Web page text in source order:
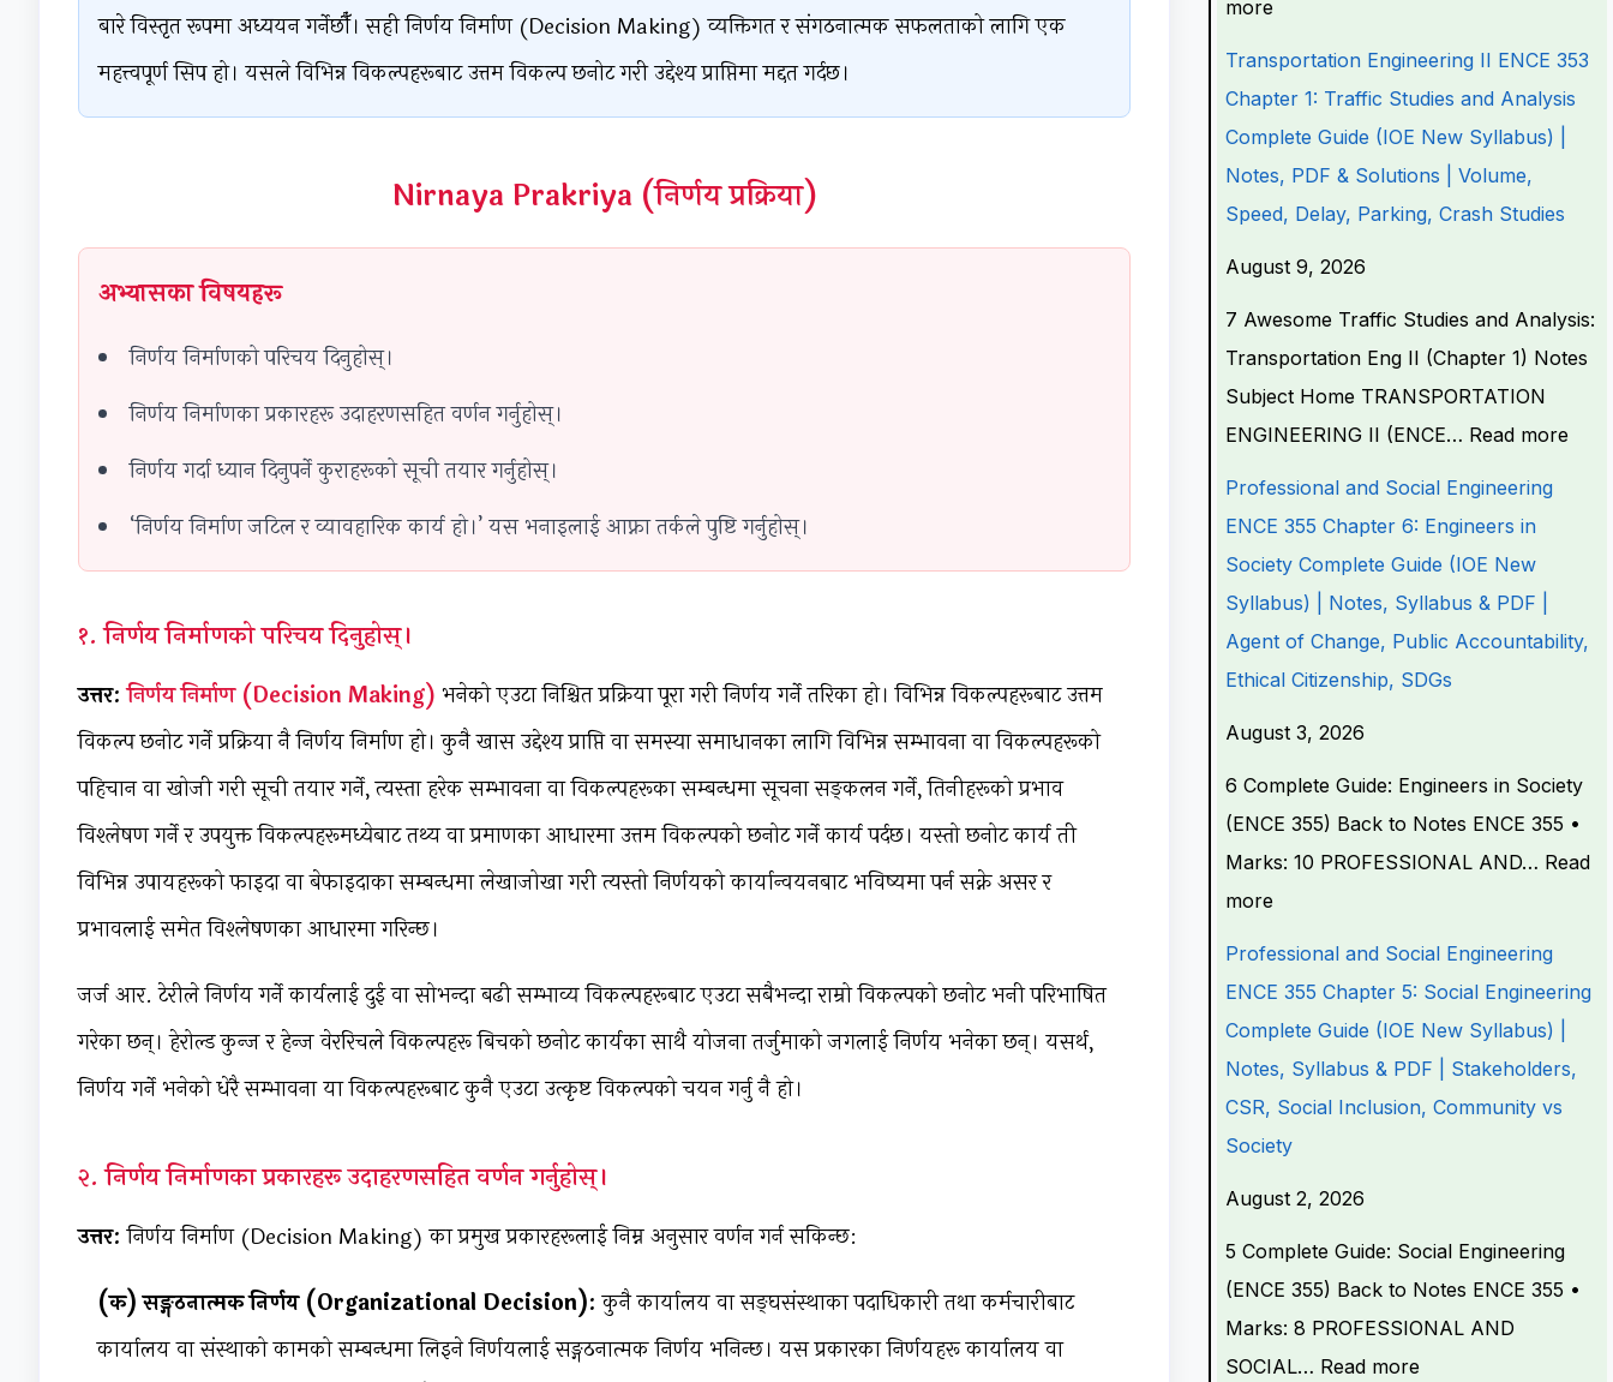
बारे विस्तृत रूपमा अध्ययन गर्नेछौँ। सही निर्णय निर्माण (Decision Making) व्यक्तिगत र संगठनात्मक सफलताको लागि एक
महत्त्वपूर्ण सिप हो। यसले विभिन्न विकल्पहरूबाट उत्तम विकल्प छनोट गरी उद्देश्य प्राप्तिमा मद्दत गर्दछ।
Nirnaya Prakriya (निर्णय प्रक्रिया)
अभ्यासका विषयहरू
निर्णय निर्माणको परिचय दिनुहोस्।
निर्णय निर्माणका प्रकारहरू उदाहरणसहित वर्णन गर्नुहोस्।
निर्णय गर्दा ध्यान दिनुपर्ने कुराहरूको सूची तयार गर्नुहोस्।
‘निर्णय निर्माण जटिल र व्यावहारिक कार्य हो।’ यस भनाइलाई आफ्ना तर्कले पुष्टि गर्नुहोस्।
१. निर्णय निर्माणको परिचय दिनुहोस्।
उत्तर: निर्णय निर्माण (Decision Making) भनेको एउटा निश्चित प्रक्रिया पूरा गरी निर्णय गर्ने तरिका हो। विभिन्न विकल्पहरूबाट उत्तम
विकल्प छनोट गर्ने प्रक्रिया नै निर्णय निर्माण हो। कुनै खास उद्देश्य प्राप्ति वा समस्या समाधानका लागि विभिन्न सम्भावना वा विकल्पहरूको
पहिचान वा खोजी गरी सूची तयार गर्ने, त्यस्ता हरेक सम्भावना वा विकल्पहरूका सम्बन्धमा सूचना सङ्कलन गर्ने, तिनीहरूको प्रभाव
विश्लेषण गर्ने र उपयुक्त विकल्पहरूमध्येबाट तथ्य वा प्रमाणका आधारमा उत्तम विकल्पको छनोट गर्ने कार्य पर्दछ। यस्तो छनोट कार्य ती
विभिन्न उपायहरूको फाइदा वा बेफाइदाका सम्बन्धमा लेखाजोखा गरी त्यस्तो निर्णयको कार्यान्वयनबाट भविष्यमा पर्न सक्ने असर र
प्रभावलाई समेत विश्लेषणका आधारमा गरिन्छ।
जर्ज आर. टेरीले निर्णय गर्ने कार्यलाई दुई वा सोभन्दा बढी सम्भाव्य विकल्पहरूबाट एउटा सबैभन्दा राम्रो विकल्पको छनोट भनी परिभाषित
गरेका छन्। हेरोल्ड कुन्ज र हेन्ज वेररिचले विकल्पहरू बिचको छनोट कार्यका साथै योजना तर्जुमाको जगलाई निर्णय भनेका छन्। यसर्थ,
निर्णय गर्ने भनेको धेरै सम्भावना या विकल्पहरूबाट कुनै एउटा उत्कृष्ट विकल्पको चयन गर्नु नै हो।
२. निर्णय निर्माणका प्रकारहरू उदाहरणसहित वर्णन गर्नुहोस्।
उत्तर: निर्णय निर्माण (Decision Making) का प्रमुख प्रकारहरूलाई निम्न अनुसार वर्णन गर्न सकिन्छ:
(क) सङ्गठनात्मक निर्णय (Organizational Decision): कुनै कार्यालय वा सङ्घसंस्थाका पदाधिकारी तथा कर्मचारीबाट
कार्यालय वा संस्थाको कामको सम्बन्धमा लिइने निर्णयलाई सङ्गठनात्मक निर्णय भनिन्छ। यस प्रकारका निर्णयहरू कार्यालय वा
more
n
E
n
g
i
e
r
i
n
g
I
I
E
N
C
5
3
C
p
r
T
r
a
f
f
Transportation Engineering II ENCE 353
Chapter 1: Traffic Studies and Analysis
Complete Guide (IOE New Syllabus) |
Notes, PDF & Solutions | Volume,
Speed, Delay, Parking, Crash Studies
August 9, 2026
7 Awesome Traffic Studies and Analysis:
Transportation Eng II (Chapter 1) Notes
Subject Home TRANSPORTATION
ENGINEERING II (ENCE… Read more
n
E
e
r
N
5
3
C
a
Professional and Social Engineering
ENCE 355 Chapter 6: Engineers in
Society Complete Guide (IOE New
Syllabus) | Notes, Syllabus & PDF |
Agent of Change, Public Accountability,
Ethical Citizenship, SDGs
August 3, 2026
6 Complete Guide: Engineers in Society
(ENCE 355) Back to Notes ENCE 355 •
Marks: 10 PROFESSIONAL AND… Read
more
n
d
S
o
c
l
E
n
g
i
n
e
e
r
i
E
N
C
5
5
h
t
e
r
6
:
Professional and Social Engineering
ENCE 355 Chapter 5: Social Engineering
Complete Guide (IOE New Syllabus) |
Notes, Syllabus & PDF | Stakeholders,
CSR, Social Inclusion, Community vs
Society
August 2, 2026
5 Complete Guide: Social Engineering
(ENCE 355) Back to Notes ENCE 355 •
Marks: 8 PROFESSIONAL AND
SOCIAL… Read more
n
d
S
o
c
l
E
n
g
i
n
e
e
r
i
E
N
C
3
5
5
C
e
r
5
n
d
S
o
c
l
E
n
g
i
n
e
e
r
E
N
C
5
C
e
r
1